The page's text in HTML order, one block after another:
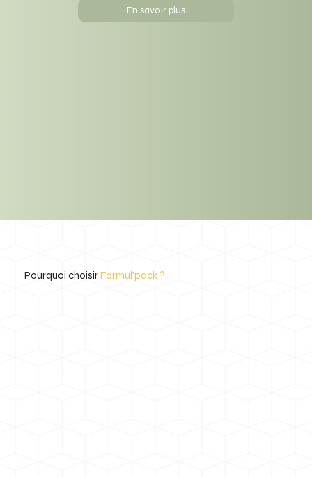
En savoir plus
Pourquoi choisirFormul'pack ?